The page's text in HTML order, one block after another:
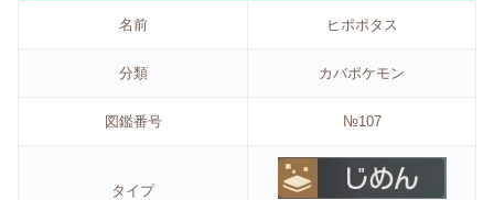
名前 ヒポポタス
分類 カバポケモン
図鑑番号 №107
タイプ